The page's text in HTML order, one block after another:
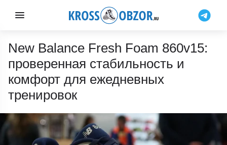
New Balance Fresh Foam 860v15:
проверенная стабильность и
комфорт для ежедневных
тренировок